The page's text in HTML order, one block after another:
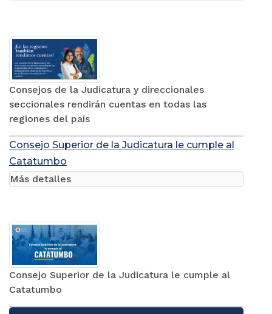
Consejos de la Judicatura y direccionales
seccionales rendirán cuentas en todas las
regiones del país
Consejo Superior de la Judicatura le cumple al
Catatumbo
Consejo Superior de la Judicatura le cumple al
Catatumbo
Más detalles